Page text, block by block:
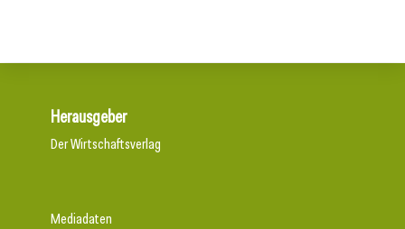
Herausgeber
Der Wirtschaftsverlag
Mediadaten